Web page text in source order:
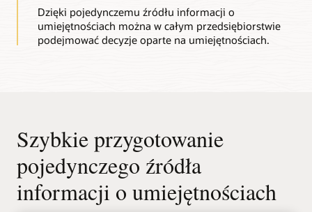
Dzięki pojedynczemu źródłu informacji o
umiejętnościach można w całym przedsiębiorstwie
podejmować decyzje oparte na umiejętnościach.
Szybkie przygotowanie
pojedynczego źródła
informacji o umiejętnościach